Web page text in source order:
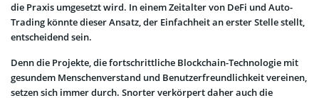
die Praxis umgesetzt wird. In einem Zeitalter von DeFi und Auto-
Trading könnte dieser Ansatz, der Einfachheit an erster Stelle stellt,
entscheidend sein.
Denn die Projekte, die fortschrittliche Blockchain-Technologie mit
gesundem Menschenverstand und Benutzerfreundlichkeit vereinen,
setzen sich immer durch. Snorter verkörpert daher auch die